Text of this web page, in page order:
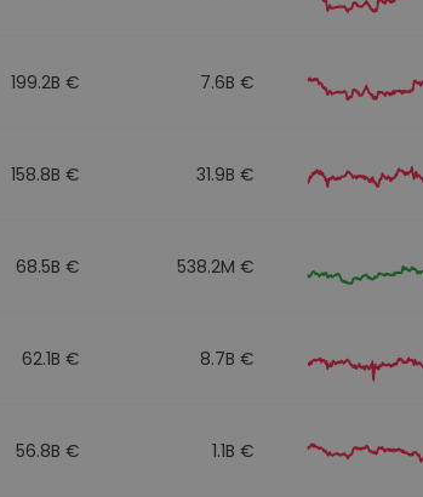
199.2B € 7.6B €
158.8B € 31.9B €
68.5B € 538.2M €
62.1B € 8.7B €
56.8B € 1.1B €